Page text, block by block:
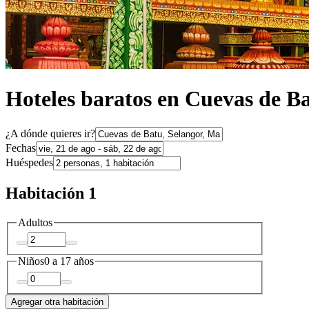
Hoteles baratos en Cuevas de
¿A dónde quieres ir?
Fechas
Huéspedes
Habitación 1
Adultos
Niños0 a 17 años
Agregar otra habitación